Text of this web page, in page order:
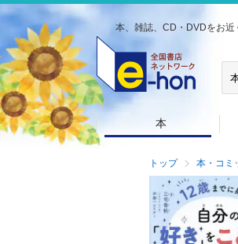
本、雑誌、CD・DVDをお近
本
トップ 本・コミ